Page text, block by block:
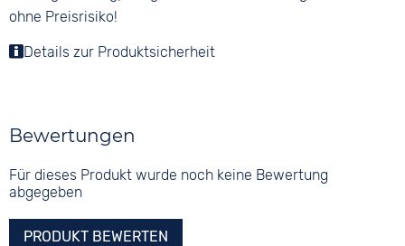
ohne Preisrisiko!
Details zur Produktsicherheit
Bewertungen
Für dieses Produkt wurde noch keine Bewertung
abgegeben
PRODUKT BEWERTEN